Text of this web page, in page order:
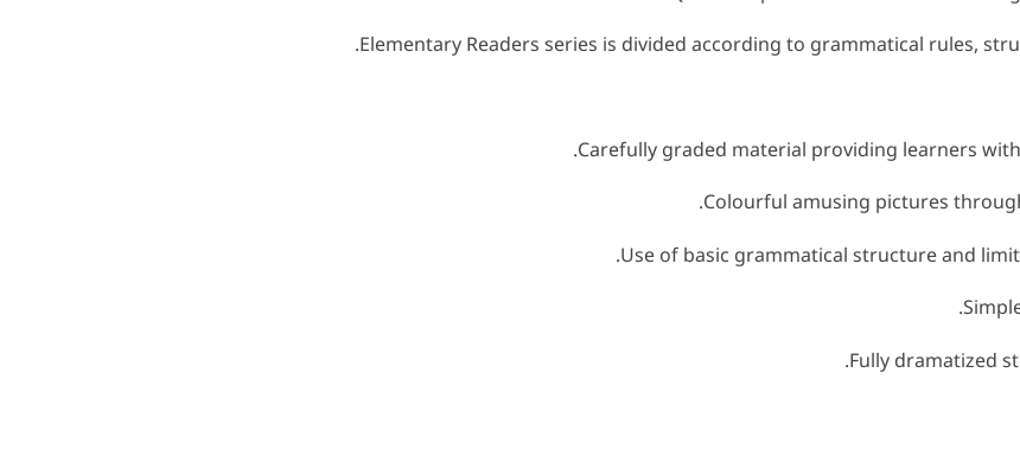
Elementary Readers series is divided according to grammatical rules,